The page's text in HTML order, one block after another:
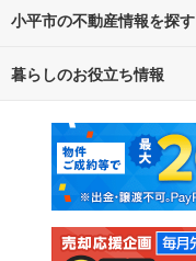
路線・駅から探す
通勤・通学時間から探す
小平市の不動産情報を探す
不動産・住宅
新築マンション
新築一戸建て
注文住宅
暮らしのお役立ち情報
マンションカタログ